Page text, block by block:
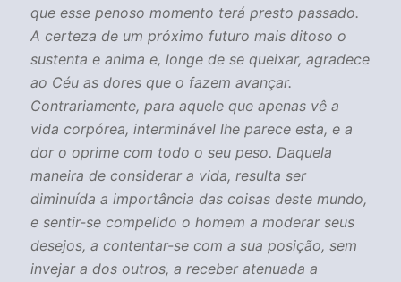
que esse penoso momento terá presto passado.
A certeza de um próximo futuro mais ditoso o
sustenta e anima e, longe de se queixar, agradece
ao Céu as dores que o fazem avançar.
Contrariamente, para aquele que apenas vê a
vida corpórea, interminável lhe parece esta, e a
dor o oprime com todo o seu peso. Daquela
maneira de considerar a vida, resulta ser
diminuída a importância das coisas deste mundo,
e sentir-se compelido o homem a moderar seus
desejos, a contentar-se com a sua posição, sem
invejar a dos outros, a receber atenuada a